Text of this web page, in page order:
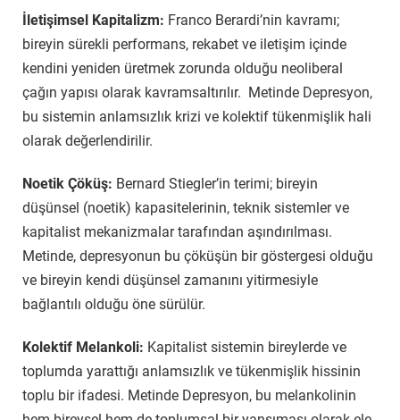
İletişimsel Kapitalizm: Franco Berardi’nin kavramı;
bireyin sürekli performans, rekabet ve iletişim içinde
kendini yeniden üretmek zorunda olduğu neoliberal
çağın yapısı olarak kavramsaltırılır. Metinde Depresyon,
bu sistemin anlamsızlık krizi ve kolektif tükenmişlik hali
olarak değerlendirilir.
Noetik Çöküş: Bernard Stiegler’in terimi; bireyin
düşünsel (noetik) kapasitelerinin, teknik sistemler ve
kapitalist mekanizmalar tarafından aşındırılması.
Metinde, depresyonun bu çöküşün bir göstergesi olduğu
ve bireyin kendi düşünsel zamanını yitirmesiyle
bağlantılı olduğu öne sürülür.
Kolektif Melankoli: Kapitalist sistemin bireylerde ve
toplumda yarattığı anlamsızlık ve tükenmişlik hissinin
toplu bir ifadesi. Metinde Depresyon, bu melankolinin